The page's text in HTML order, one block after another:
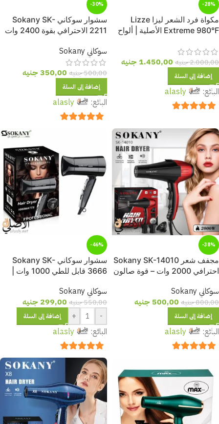
-28%
مكواة فرد الشعر ليزا Lizze
Extreme 980°F الأصلية | ألواح
2.000,00جنيه 1.450,00 جنيه
إضافة إلى السلة
البائع: alasly
-30%
سشوار سوكاني Sokany SK-
2211 الاحترافي بقوة 2400 وات
بضمان عام من الوكيل المعتمد
سوكاني Sokany
500,00جنيه 350,00 جنيه
إضافة إلى السلة
البائع: alasly
-38%
مجفف شعر Sokany SK-14010
احترافي 2000 وات – قوة صالون
سوكاني Sokany
800,00جنيه 500,00 جنيه
إضافة إلى السلة
البائع: alasly
-46%
سشوار سوكاني Sokany SK-
3666 قابل للطي 1000 وات |
والاستخدام اليومي
سوكاني Sokany
550,00جنيه 299,00 جنيه
-
+ إضافة إلى السلة
البائع: alasly
5
out of 5